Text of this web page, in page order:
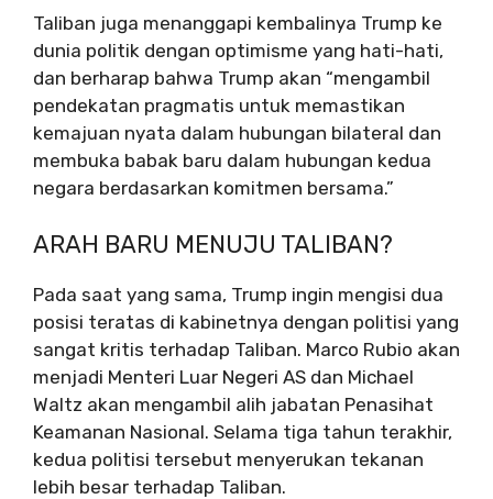
Taliban juga menanggapi kembalinya Trump ke
dunia politik dengan optimisme yang hati-hati,
dan berharap bahwa Trump akan “mengambil
pendekatan pragmatis untuk memastikan
kemajuan nyata dalam hubungan bilateral dan
membuka babak baru dalam hubungan kedua
negara berdasarkan komitmen bersama.”
ARAH BARU MENUJU TALIBAN?
Pada saat yang sama, Trump ingin mengisi dua
posisi teratas di kabinetnya dengan politisi yang
sangat kritis terhadap Taliban. Marco Rubio akan
menjadi Menteri Luar Negeri AS dan Michael
Waltz akan mengambil alih jabatan Penasihat
Keamanan Nasional. Selama tiga tahun terakhir,
kedua politisi tersebut menyerukan tekanan
lebih besar terhadap Taliban.